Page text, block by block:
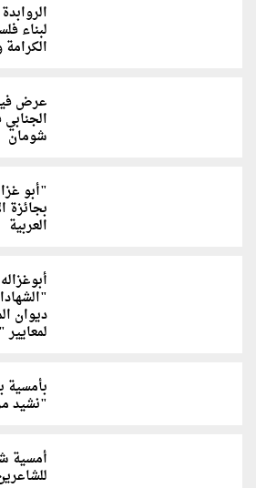
لبناء
عرض
شومان
"أبو
بجائزة
العربية
ديوان
بأمسية
"نشيد
أمسية